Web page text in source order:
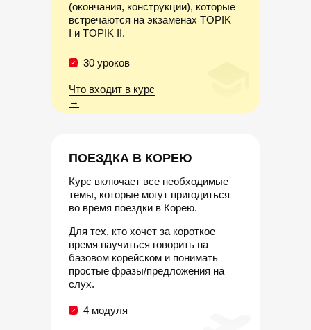
(окончания, конструкции), которые
встречаются на экзаменах TOPIK
I и TOPIK II.
30 уроков
Что входит в курс
→
ПОЕЗДКА В КОРЕЮ
Курс включает все необходимые
темы, которые могут пригодиться
во время поездки в Корею.
Для тех, кто хочет за короткое
время научиться говорить на
базовом корейском и понимать
простые фразы/предложения на
слух.
4 модуля